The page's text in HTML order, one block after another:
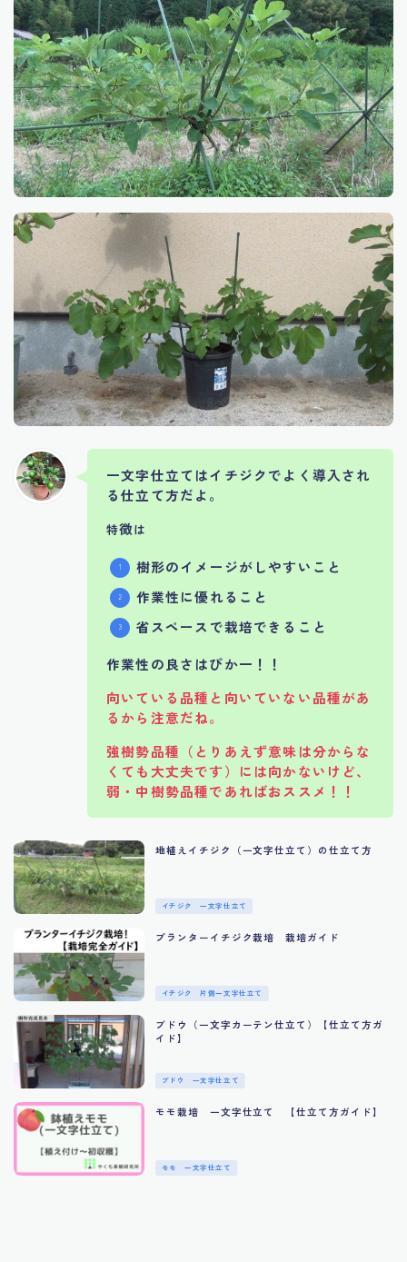
一文字仕立てはイチジクでよく導入され
る仕立て方だよ。
特徴は
樹形のイメージがしやすいこと
作業性に優れること
省スペースで栽培できること
作業性の良さはぴか一！！
向いている品種と向いていない品種があ
るから注意だね。
強樹勢品種（とりあえず意味は分からな
くても大丈夫です）には向かないけど、
弱・中樹勢品種であればおススメ！！
地植えイチジク（一文字仕立て）の仕立て方
イチジク 一文字仕立て
プランターイチジク栽培 栽培ガイド
イチジク 片側一文字仕立て
ブドウ（一文字カーテン仕立て）【仕立て方ガ
イド】
ブドウ 一文字仕立て
モモ栽培 一文字仕立て 【仕立て方ガイド】
モモ 一文字仕立て